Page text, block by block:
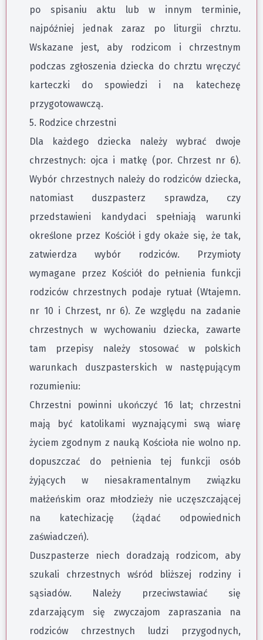
po spisaniu aktu lub w innym terminie,
najpóźniej jednak zaraz po liturgii chrztu.
Wskazane jest, aby rodzicom i chrzestnym
podczas zgłoszenia dziecka do chrztu wręczyć
karteczki do spowiedzi i na katechezę
przygotowawczą.
5. Rodzice chrzestni
Dla każdego dziecka należy wybrać dwoje
chrzestnych: ojca i matkę (por. Chrzest nr 6).
Wybór chrzestnych należy do rodziców dziecka,
natomiast duszpasterz sprawdza, czy
przedstawieni kandydaci spełniają warunki
określone przez Kościół i gdy okaże się, że tak,
zatwierdza wybór rodziców. Przymioty
wymagane przez Kościół do pełnienia funkcji
rodziców chrzestnych podaje rytuał (Wtajemn.
nr 10 i Chrzest, nr 6). Ze względu na zadanie
chrzestnych w wychowaniu dziecka, zawarte
tam przepisy należy stosować w polskich
warunkach duszpasterskich w następującym
rozumieniu:
Chrzestni powinni ukończyć 16 lat; chrzestni
mają być katolikami wyznającymi swą wiarę
życiem zgodnym z nauką Kościoła nie wolno np.
dopuszczać do pełnienia tej funkcji osób
żyjących w niesakramentalnym związku
małżeńskim oraz młodzieży nie uczęszczającej
na katechizację (żądać odpowiednich
zaświadczeń).
Duszpasterze niech doradzają rodzicom, aby
szukali chrzestnych wśród bliższej rodziny i
sąsiadów. Należy przeciwstawiać się
zdarzającym się zwyczajom zapraszania na
rodziców chrzestnych ludzi przygodnych,